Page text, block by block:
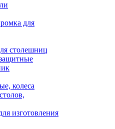
для
столешниц
колеса
изготовления